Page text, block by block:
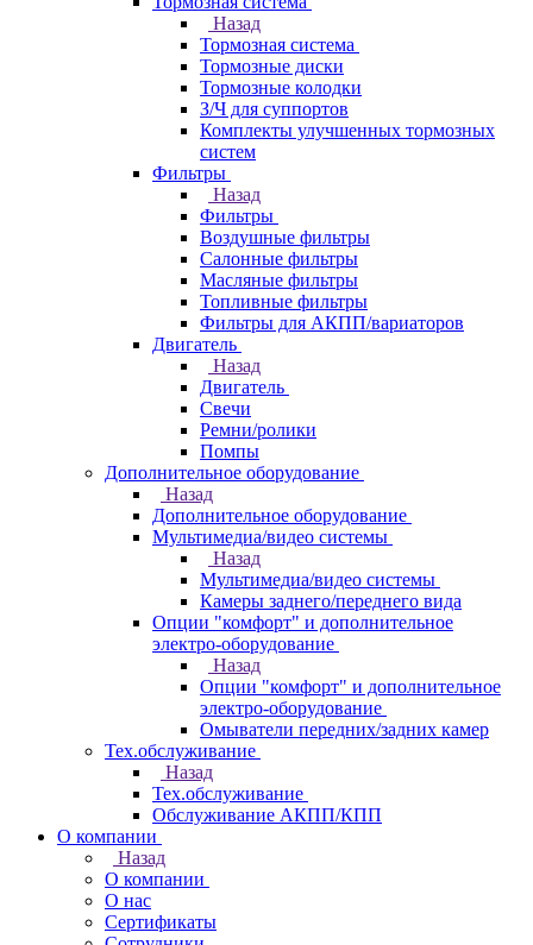
Назад
Тормозная система
Тормозные диски
Тормозные колодки
З/Ч для суппортов
Комплекты улучшенных тормозных
систем
Фильтры
Назад
Фильтры
Воздушные фильтры
Салонные фильтры
Масляные фильтры
Топливные фильтры
Фильтры для АКПП/вариаторов
Двигатель
Назад
Двигатель
Свечи
Ремни/ролики
Помпы
Дополнительное оборудование
Назад
Дополнительное оборудование
Мультимедиа/видео системы
Назад
Мультимедиа/видео системы
Камеры заднего/переднего вида
Опции "комфорт" и дополнительное
электро-оборудование
Назад
Опции "комфорт" и дополнительное
электро-оборудование
Омыватели передних/задних камер
Тех.обслуживание
Назад
Тех.обслуживание
Обслуживание АКПП/КПП
О компании
Назад
О компании
О нас
Сертификаты